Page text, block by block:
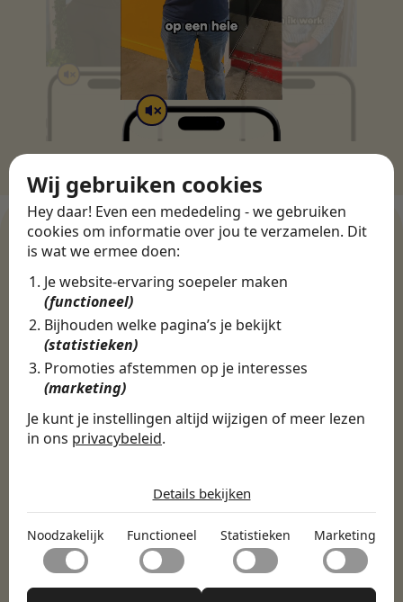
Wij gebruiken cookies
Hey daar! Even een mededeling - we gebruiken
cookies om informatie over jou te verzamelen. Dit
is wat we ermee doen:
Je website-ervaring soepeler maken
(functioneel)
Bijhouden welke pagina’s je bekijkt
(statistieken)
Promoties afstemmen op je interesses
(marketing)
Je kunt je instellingen altijd wijzigen of meer lezen
in ons privacybeleid.
Noodzakelijk
Noodzakelijke cookies helpen een website bruikbaar te
maken door basisfuncties zoals paginanavigatie en
toegang tot beveiligde delen van de website mogelijk te
maken. Zonder deze cookies kan de website niet naar
Functioneel
Details bekijken
Noodzakelijk Functioneel Statistieken Marketing
WERKGEVERS
Ontdek meer dan 500+
werkgevers
Finance, HR & administratie
Marketing & Communicatie
Sales & Inkoop
Beleid & Organisatie
Onderwijs & Kinderopvang